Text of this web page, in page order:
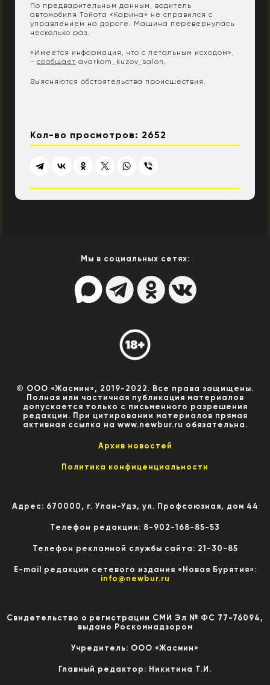
По предварительным данным, водитель
автомобиля Тойота «Карина» не справился с
управлением на дороге. Машина перевернулась
несколько раз.
«Имеется информация, что с летальным исходом»,
- сообщает avarkom_kuzov_salon.
Выясняются обстоятельства происшествия.
Кол-во просмотров: 2652
Мы в социальных сетях:
© ООО «Жасмин», 2019-2022. Все права защищены.
Полная или частичная публикация материалов
допускается только с письменного разрешения
редакции. При цитировании материалов прямая
активная ссылка на www.newbur.ru обязательна.
Архив новостей
Политика конфиценциальности
Адрес: 670000, г. Улан-Удэ, ул. Профсоюзная, дом 44
Телефон редакции: 8-902-168-85-53
Телефон рекламной службы сайта: 21-30-85
E-mail редакции сетевого издания «Новая Бурятия»:
info@newbur.ru
Свидетельство о регистрации СМИ Эл № ФС 77-76094,
выдано Роскомнадзором
Учредитель: ООО «Жасмин»
Главный редактор: Никитина Т.И.